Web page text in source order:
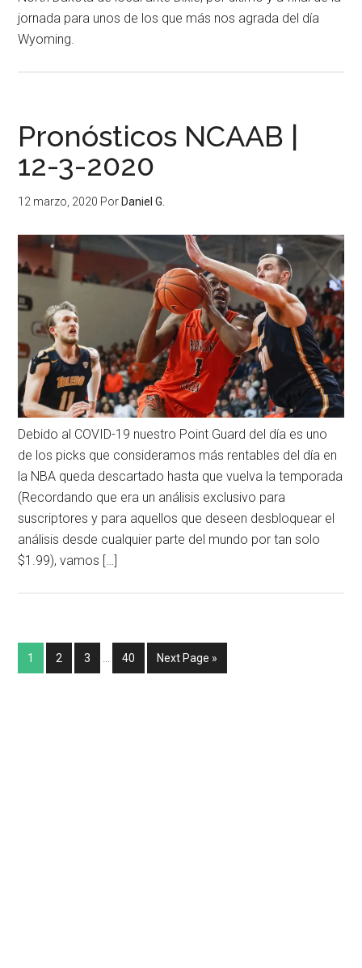
jornada para unos de los que más nos agrada del día
Wyoming.
Pronósticos NCAAB |
12-3-2020
12 marzo, 2020 Por Daniel G.
Debido al COVID-19 nuestro Point Guard del día es uno
de los picks que consideramos más rentables del día en
la NBA queda descartado hasta que vuelva la temporada
(Recordando que era un análisis exclusivo para
suscriptores y para aquellos que deseen desbloquear el
análisis desde cualquier parte del mundo por tan solo
$1.99), vamos […]
1 2 3 40 Next Page »